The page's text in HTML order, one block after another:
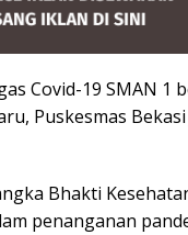
Covid-19 SMAN 1
Puskesmas
Bhakti
penanganan